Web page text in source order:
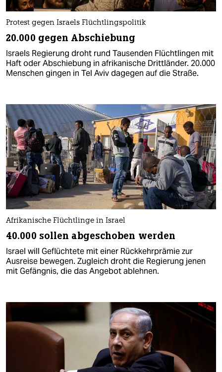
Protest gegen Israels Flüchtlingspolitik
20.000 gegen Abschiebung
Israels Regierung droht rund Tausenden Flüchtlingen mit
Haft oder Abschiebung in afrikanische Drittländer. 20.000
Menschen gingen in Tel Aviv dagegen auf die Straße.
Afrikanische Flüchtlinge in Israel
40.000 sollen abgeschoben werden
Israel will Geflüchtete mit einer Rückkehrprämie zur
Ausreise bewegen. Zugleich droht die Regierung jenen
mit Gefängnis, die das Angebot ablehnen.